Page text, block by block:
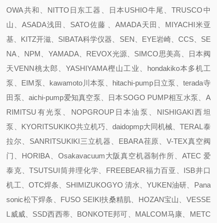
OWA共和、NITTO日东工器、日本USHIO牛尾、TRUSCO中
山、ASADA浅田、SATO佐藤 、AMADA天田、MIYACHI米亚
基、KITZ开滋、SIBATA科学仪器、SEN、EYE岩崎、CCS、SE
NA、NPM、YAMADA、REVOX光源、SIMCO思美高、日本阀
天VENN桃太郎、YASHIYAMA樫山工业、hondakiko本多机工
泵、EIM泵、kawamoto川本泵、hitachi-pump日立泵、terada寺
田泵、aichi-pump爱知真空泵、日本SOGO PUMP相互水泵、A
RIMITSU有光泵、NOPGROUP日本油泵、NISHIGAKI西坦
泵、KYORITSUKIKO共立机巧、daidopmp大同机械、TERAL泰
拉尔、SANRITSUKIKI三立机器、EBARA荏原、V-TEX真空阀
门、HORIBA、Osakavacuum大阪真空机器制作所、ATEC 爱
泰克、TSUTSUI筒井理化学、FREEBEAR福力百亚、ISB井口
机工、OTC焊条、SHIMIZUKOGYO 清水、YUKEN油研、Pana
sonic松下焊条、FUSO SEIKI扶桑精肌、HOZAN宝山、VESSE
L威威、SSD西西蒂、BONKOTE邦可、MALCOM马康、METC